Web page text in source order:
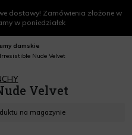
dostawy! Zamówienia złożone w
w poniedziałek
damskie
Irresistible Nude Velvet
Velvet
na magazynie